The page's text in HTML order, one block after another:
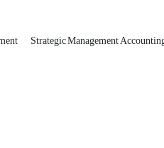
Strategic Management